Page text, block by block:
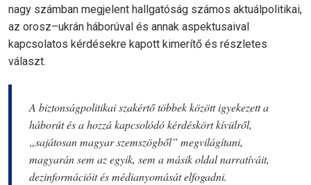
nagy számban megjelent hallgatóság számos aktuálpolitikai,
az orosz–ukrán háborúval és annak aspektusaival
kapcsolatos kérdésekre kapott kimerítő és részletes
választ.
A biztonságpolitikai szakértő többek között igyekezett a
háborút és a hozzá kapcsolódó kérdéskört kívülről,
„sajátosan magyar szemszögből” megvilágítani,
magyarán sem az egyik, sem a másik oldal narratíváit,
dezinformációit és médianyomását elfogadni.